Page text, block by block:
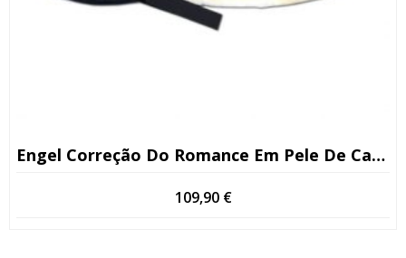
Engel Correção Do Romance Em Pele De Carneiro
109,90 €